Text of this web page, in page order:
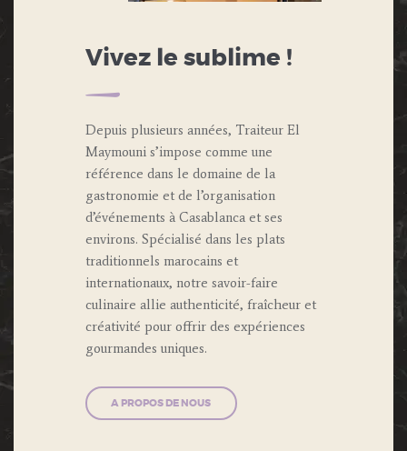
Vivez le sublime !
Depuis plusieurs années, Traiteur El
Maymouni s’impose comme une
référence dans le domaine de la
gastronomie et de l’organisation
d’événements à Casablanca et ses
environs. Spécialisé dans les plats
traditionnels marocains et
internationaux, notre savoir-faire
culinaire allie authenticité, fraîcheur et
créativité pour offrir des expériences
gourmandes uniques.
A PROPOS DE NOUS